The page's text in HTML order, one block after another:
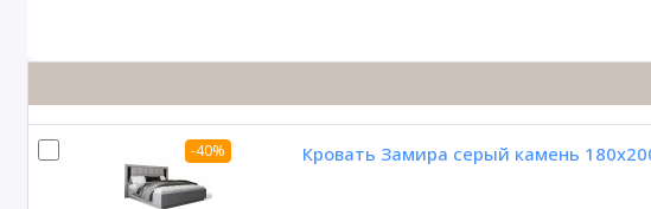
-40% Кровать Замира серый камень